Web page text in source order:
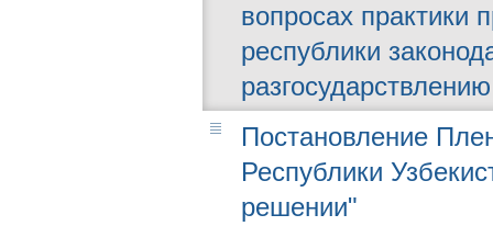
вопросах практики
республики
Постановление
Республики
решении"